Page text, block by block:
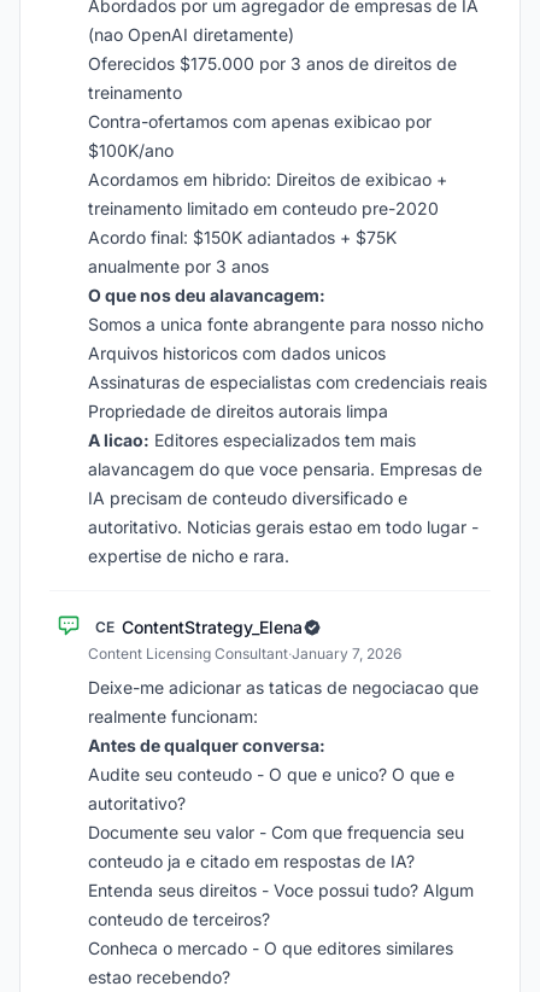
Abordados por um agregador de empresas de IA
(nao OpenAI diretamente)
Oferecidos $175.000 por 3 anos de direitos de
treinamento
Contra-ofertamos com apenas exibicao por
$100K/ano
Acordamos em hibrido: Direitos de exibicao +
treinamento limitado em conteudo pre-2020
Acordo final: $150K adiantados + $75K
anualmente por 3 anos
O que nos deu alavancagem:
Somos a unica fonte abrangente para nosso nicho
Arquivos historicos com dados unicos
Assinaturas de especialistas com credenciais reais
Propriedade de direitos autorais limpa
A licao: Editores especializados tem mais
alavancagem do que voce pensaria. Empresas de
IA precisam de conteudo diversificado e
autoritativo. Noticias gerais estao em todo lugar -
expertise de nicho e rara.
CE ContentStrategy_Elena
Content Licensing Consultant·January 7, 2026
Deixe-me adicionar as taticas de negociacao que
realmente funcionam:
Antes de qualquer conversa:
Audite seu conteudo - O que e unico? O que e
autoritativo?
Documente seu valor - Com que frequencia seu
conteudo ja e citado em respostas de IA?
Entenda seus direitos - Voce possui tudo? Algum
conteudo de terceiros?
Conheca o mercado - O que editores similares
estao recebendo?